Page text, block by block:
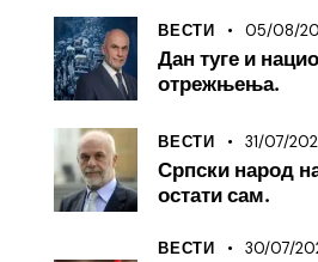
ВЕСТИ 05/08/
Дан туге и
отрежњења.
ВЕСТИ 31/07/
Српски народ
остати сам.
ВЕСТИ 30/07/